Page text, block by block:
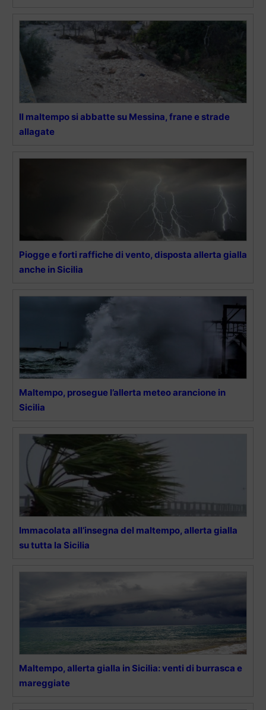
Il maltempo si abbatte su Messina, frane e strade
allagate
Piogge e forti raffiche di vento, disposta allerta gialla
anche in Sicilia
Maltempo, prosegue l’allerta meteo arancione in
Sicilia
Immacolata all’insegna del maltempo, allerta gialla
su tutta la Sicilia
Maltempo, allerta gialla in Sicilia: venti di burrasca e
mareggiate